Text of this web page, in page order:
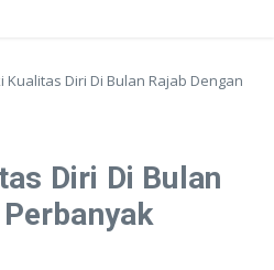
Kualitas Diri Di Bulan Rajab Dengan
Diri Di Bulan